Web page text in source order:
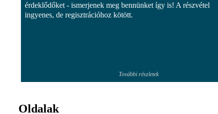
érdeklődőket - ismerjenek meg bennünket így is! A részvétel
ingyenes, de regisztrációhoz kötött.
További részletek
Oldalak